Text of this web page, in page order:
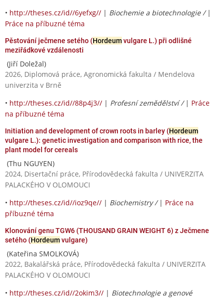
• http://theses.cz/id//6yefxg// | Biochemie a biotechnologie / |
Práce na příbuzné téma
Pěstování ječmene setého (Hordeumvulgare L.) při odlišné
meziřádkové vzdálenosti
(Jiří Doležal)
2026, Diplomová práce, Agronomická fakulta / Mendelova
univerzita v Brně
• http://theses.cz/id//88p4j3// | Profesní zemědělství / | Práce
na příbuzné téma
Initiation and development of crown roots in barley (Hordeum
vulgare L.): genetic investigation and comparison with rice, the
plant model for cereals
(Thu NGUYEN)
2024, Disertační práce, Přírodovědecká fakulta / UNIVERZITA
PALACKÉHO V OLOMOUCI
• http://theses.cz/id//ioz9qe// | Biochemistry / | Práce na
příbuzné téma
Klonování genu TGW6 (THOUSAND GRAIN WEIGHT 6) z Ječmene
setého (Hordeumvulgare)
(Kateřina SMOLKOVÁ)
2022, Bakalářská práce, Přírodovědecká fakulta / UNIVERZITA
PALACKÉHO V OLOMOUCI
• http://theses.cz/id//2okim3// | Biotechnologie a genové